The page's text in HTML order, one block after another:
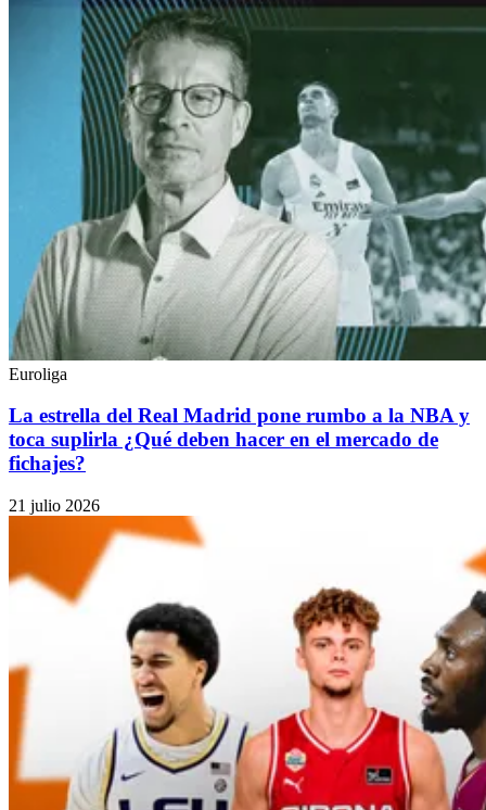
Euroliga
La estrella del Real Madrid pone rumbo a la NBA y
toca suplirla ¿Qué deben hacer en el mercado de
fichajes?
21 julio 2026